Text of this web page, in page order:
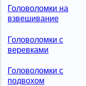
Головоломки на
взвешивание
Головоломки с
веревками
Головоломки с
подвохом